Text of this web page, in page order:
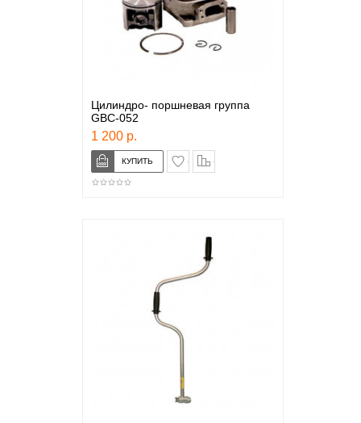
Цилиндро- поршневая группа
GBC-052
1 200 р.
в закладки